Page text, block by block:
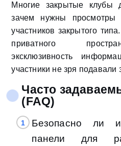
Многие закрытые клубы
зачем нужны
участников закрытого
приватного
эксклюзивность
участники не зря подавали
Часто
(FAQ)
Безопасно ли
панели для